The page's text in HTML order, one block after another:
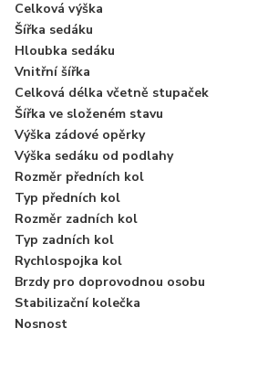
Celková výška
Šířka sedáku
Hloubka sedáku
Vnitřní šířka
Celková délka včetně stupaček
Šířka ve složeném stavu
Výška zádové opěrky
Výška sedáku od podlahy
Rozměr předních kol
Typ předních kol
Rozměr zadních kol
Typ zadních kol
Rychlospojka kol
Brzdy pro doprovodnou osobu
Stabilizační kolečka
Nosnost